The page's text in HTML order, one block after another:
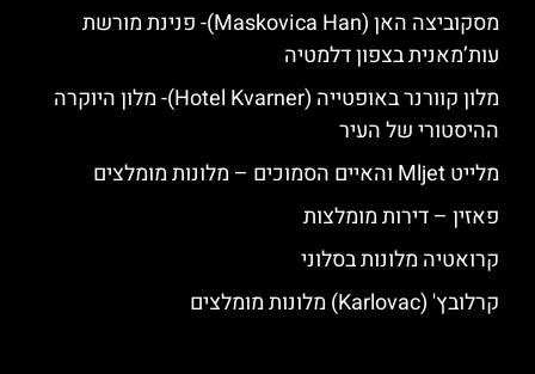
מסקוביצה האן (Maskovica Han)- פנינת מורשת
עות’מאנית בצפון דלמטיה
מלון קוורנר באופטייה (Hotel Kvarner)- מלון היוקרה
ההיסטורי של העיר
מלייט Mljet והאיים הסמוכים – מלונות מומלצים
פאזין – דירות מומלצות
קרואטיה מלונות בסלוני
קרלובץ' (Karlovac) מלונות מומלצים